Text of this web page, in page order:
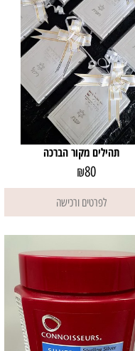
תהילים מקור הברכה
₪80
לפרטים ורכישה